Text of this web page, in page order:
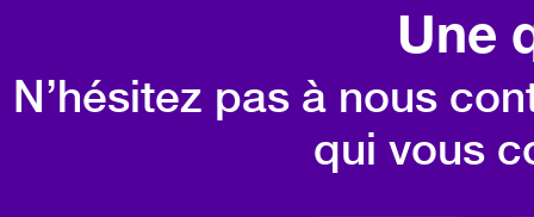
Une
N’hésitez pas à nous
qui vous